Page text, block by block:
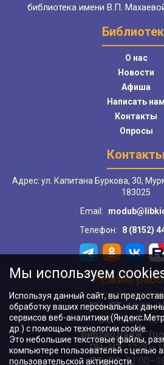
библиотека имени В.П.
О нас
Новости
Афиша
Написать нам
Контакты
Опросы
Контакты
Адрес: ул. Капитана Буркова, 30,
183025
Email:
Телефон:
8 (8152)
Режим
ПН–ПТ:
ВС:
"БиблиоДвиж"
ПН–ЧТ:
ПТ, ВС:
Мы используем
Используя данный сайт, вы
обработку ваших персональных
сервисов веб-аналитики
др.) с помощью технологии cookie.
Это небольшие текстовые файлы,
компьютере пользователей с целью
пользовательской активности.